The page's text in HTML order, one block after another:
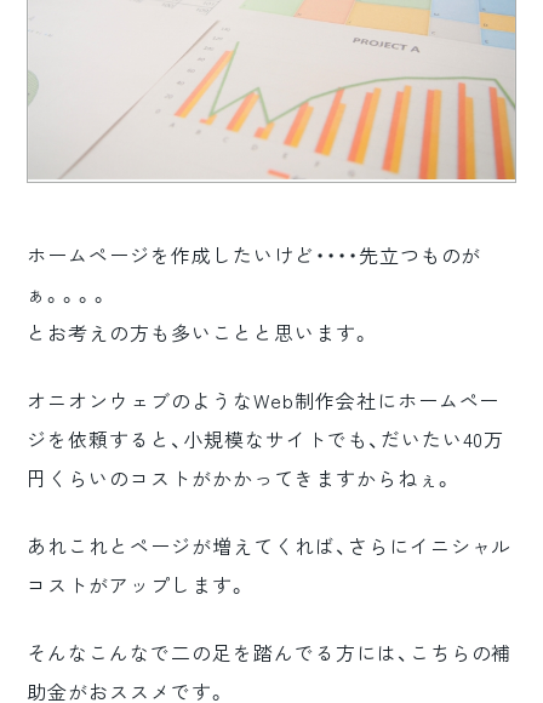
ホームページを作成したいけど・・・・先立つものが
ぁ。。。。
とお考えの方も多いことと思います。
オニオンウェブのようなWeb制作会社にホームペー
ジを依頼すると、小規模なサイトでも、だいたい40万
円くらいのコストがかかってきますからねぇ。
あれこれとページが増えてくれば、さらにイニシャル
コストがアップします。
そんなこんなで二の足を踏んでる方には、こちらの補
助金がおススメです。